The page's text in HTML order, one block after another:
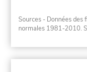
Sources - Données des
normales 1981-2010.